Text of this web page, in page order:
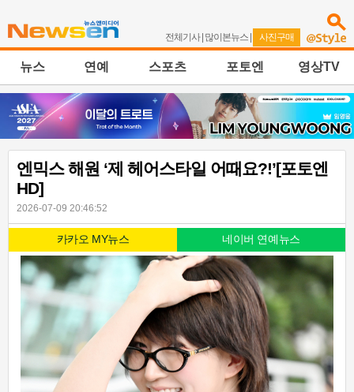
전체기사| 많이본뉴스 | 사진구매
뉴스 연예 스포츠 포토엔 영상TV
엔믹스 해원 ‘제 헤어스타일 어때요?!’[포토엔
HD]
2026-07-09 20:46:52
카카오 MY뉴스 네이버 연예뉴스